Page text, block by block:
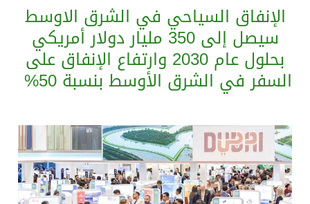
استجابةً لشكاوى المواطنين.. محافظة الإسكندرية تواصل إزالة بؤر تراكمات المخلفات
حي شرق يواصل حملاته لإزالة تعديات الكافيهات على الأرصفة بالسوق التجاري بسموحة
50 طفلا وطفلة من القدس يستعدون للمغادرة إلى المغرب للمشاركة في المخيم الصيفي السنوي
الإنفاق السياحي في الشرق الاوسط
سيصل إلى 350 مليار دولار أمريكي
بحلول عام 2030 وارتفاع الإنفاق على
السفر في الشرق الأوسط بنسبة 50%